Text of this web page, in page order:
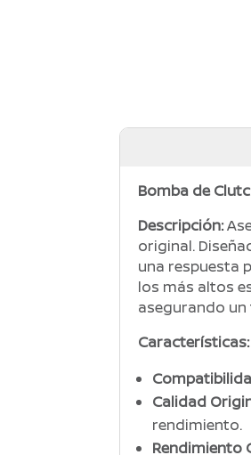
Bomba de
Descripción:
original.
una respuesta
los más altos
asegurando
Características:
Calidad
rendimiento.
Rendimiento